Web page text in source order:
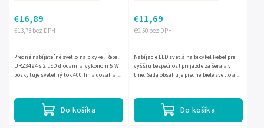
€13,73 bez DPH
€16,89
Do košíka
Predné nabíjateľné svetlo na bicykel Rebel
URZ3494 s 2 LED diódami a výkonom 5 W
poskytuje svetelný tok 400 lm a dosah až
€9,50 bez DPH
€11,69
Do košíka
Nabíjacie LED svetlá na bicykel Rebel pre
vyššiu bezpečnosť pri jazde za šera a v
tme. Sada obsahuje predné biele svetlo a